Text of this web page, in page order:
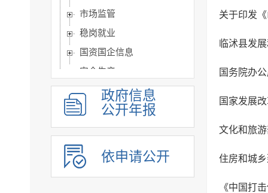
市场监管
稳岗就业
国资国企信息
安全生产
治安管理
市政建设
涉农补贴
乡村振兴
人事信息
政府信息
公开年报
依申请公开
关于印发
临沭县发
住房和城
《中国打